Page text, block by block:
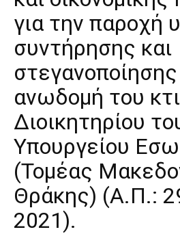
για την παροχή
συντήρησης και
ανωδομή του
Διοικητηρίου
Υπουργείου
(Τομέας
Θράκης) (Α.Π.:
2021).